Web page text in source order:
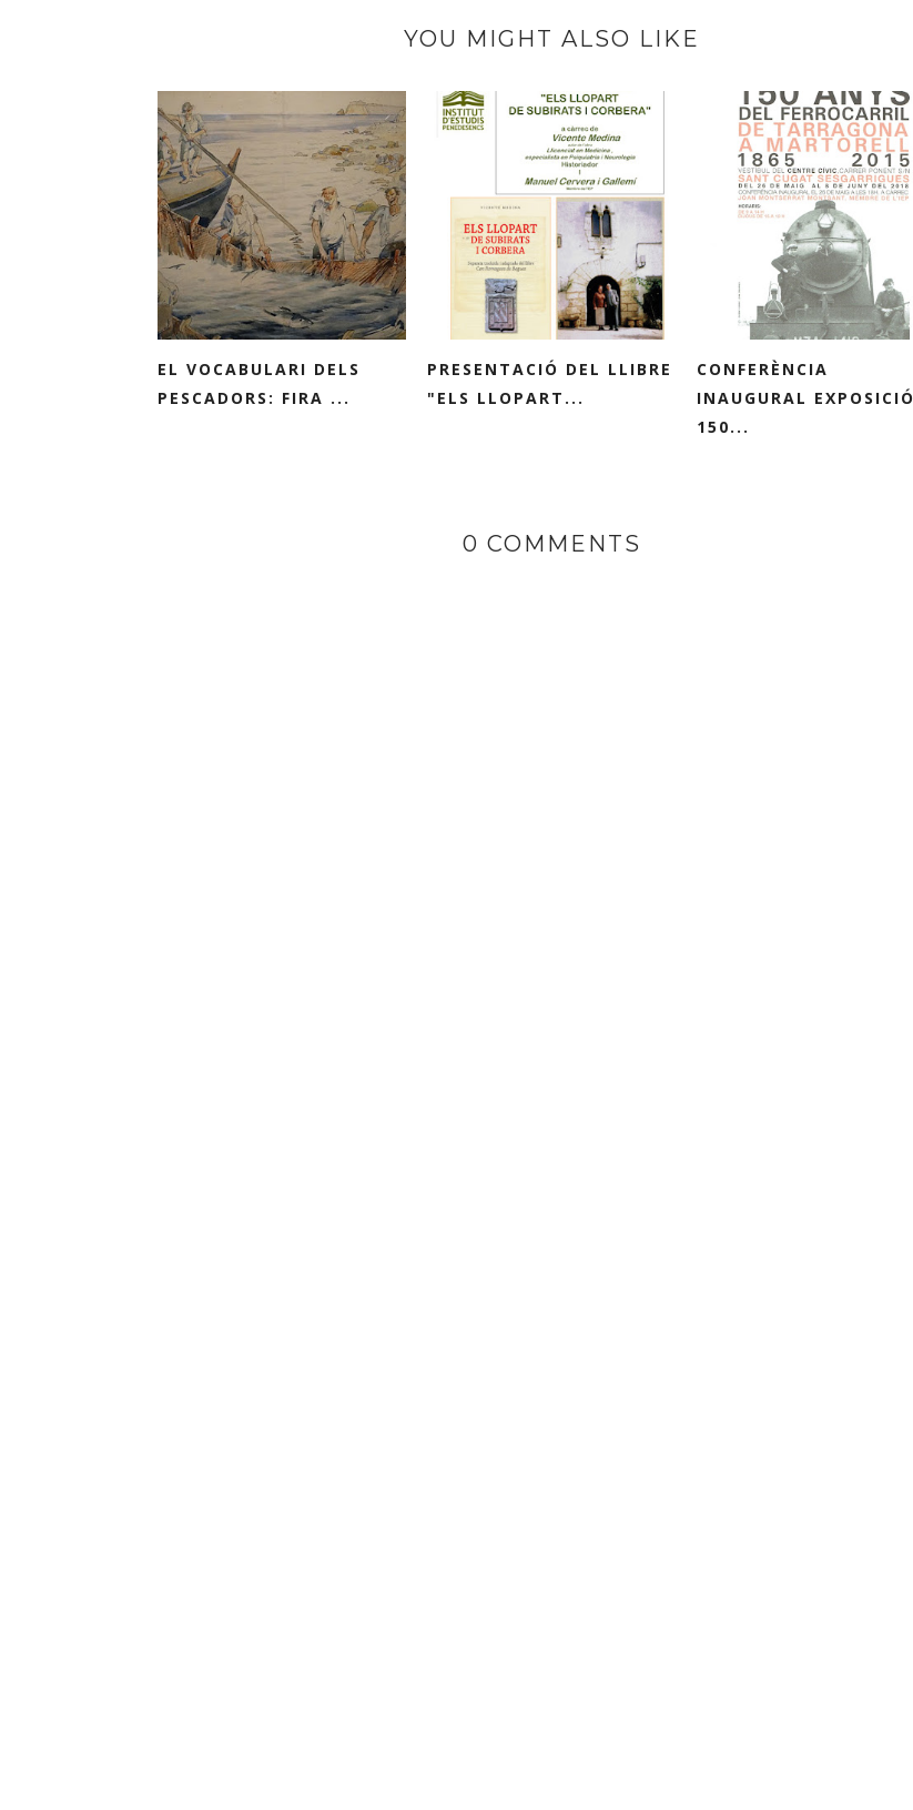
YOU MIGHT ALSO LIKE
EL VOCABULARI DELS
PESCADORS: FIRA ...
PRESENTACIÓ DEL LLIBRE
"ELS LLOPART...
CONFERÈNCIA
INAUGURAL EXPOSICIÓ
150...
0 COMMENTS